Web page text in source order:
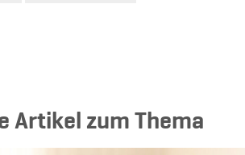
Artikel zum Thema